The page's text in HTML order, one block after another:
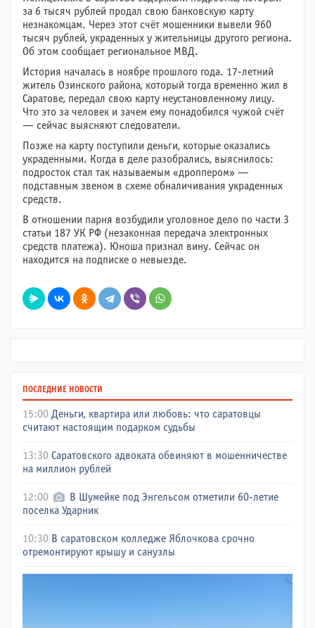
за 6 тысяч рублей продал свою банковскую карту
незнакомцам. Через этот счёт мошенники вывели 960
тысяч рублей, украденных у жительницы другого региона.
Об этом сообщает региональное МВД.
История началась в ноябре прошлого года. 17-летний
житель Озинского района, который тогда временно жил в
Саратове, передал свою карту неустановленному лицу.
Что это за человек и зачем ему понадобился чужой счёт
— сейчас выясняют следователи.
Позже на карту поступили деньги, которые оказались
украденными. Когда в деле разобрались, выяснилось:
подросток стал так называемым «дроппером» —
подставным звеном в схеме обналичивания украденных
средств.
В отношении парня возбудили уголовное дело по части 3
статьи 187 УК РФ (незаконная передача электронных
средств платежа). Юноша признал вину. Сейчас он
находится на подписке о невыезде.
ПОСЛЕДНИЕ НОВОСТИ
15:00 Деньги, квартира или любовь: что саратовцы
считают настоящим подарком судьбы
13:30 Саратовского адвоката обвиняют в мошенничестве
на миллион рублей
12:00
В Шумейке под Энгельсом отметили 60-летие
поселка Ударник
10:30 В саратовском колледже Яблочкова срочно
отремонтируют крышу и санузлы